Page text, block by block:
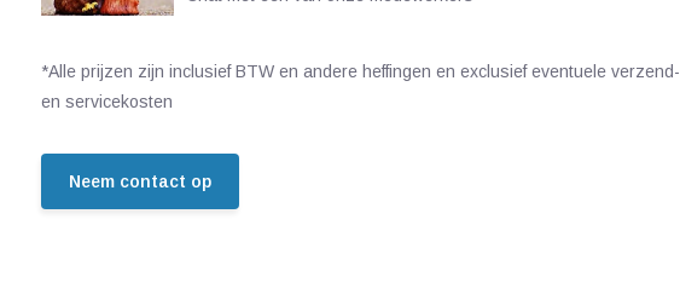
*Alle prijzen zijn inclusief BTW en andere heffingen en exclusief eventuele verzend-
en servicekosten
Neem contact op